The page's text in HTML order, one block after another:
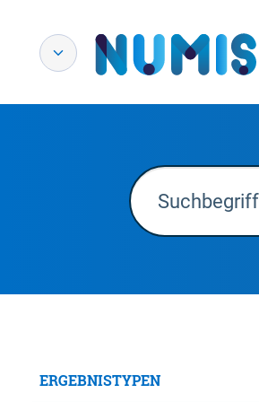
ERGEBNISTYPEN